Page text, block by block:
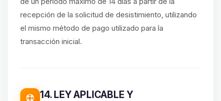
recepción de la solicitud de desistimiento, utilizando
el mismo método de pago utilizado para la
transacción inicial.
14. LEY APLICABLE Y